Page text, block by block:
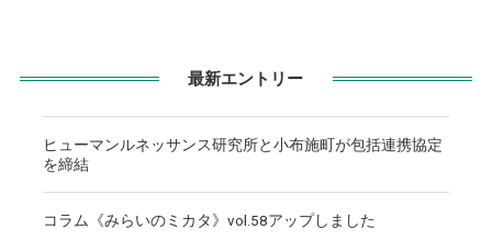
最新エントリー
ヒューマンルネッサンス研究所と小布施町が包括連携協定
を締結
コラム《みらいのミカタ》vol.58アップしました